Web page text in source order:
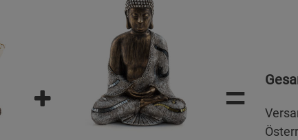
beschädigen kann.
=
Notwendige Cookies
Cookie-Informationenanzeigen
Cookies (1)
Statistik Cookies
Cookie-Informationenanzeigen